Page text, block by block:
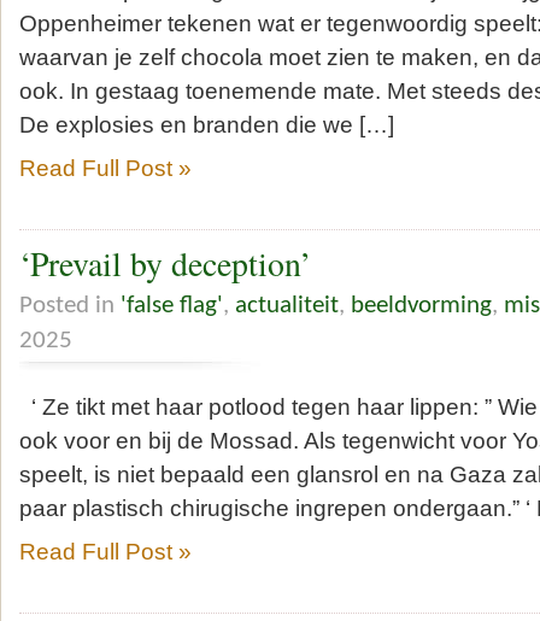
Oppenheimer tekenen wat er tegenwoordig
waarvan je zelf chocola moet zien te maken, en
ook. In gestaag toenemende mate. Met steeds
De explosies en branden die we […]
Read Full Post »
‘Prevail by deception’
Posted in 'false flag', actualiteit, beeldvorming,
2025
‘ Ze tikt met haar potlood tegen haar lippen: ”
ook voor en bij de Mossad. Als tegenwicht voor
speelt, is niet bepaald een glansrol en na Gaza
paar plastisch chirugische ingrepen ondergaan.”
Read Full Post »